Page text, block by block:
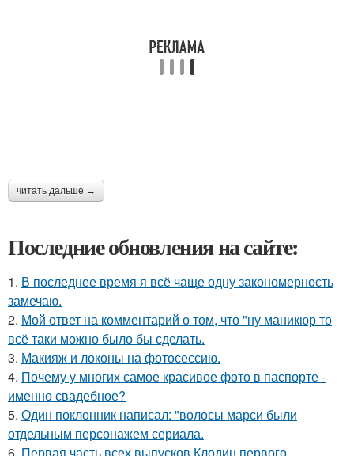
читать дальше →
Последние обновления на сайте:
1. В последнее время я всё чаще одну закономерность
замечаю.
2. Мой ответ на комментарий о том, что "ну маникюр то
всё таки можно было бы сделать.
3. Макияж и локоны на фотосессию.
4. Почему у многих самое красивое фото в паспорте -
именно свадебное?
5. Один поклонник написал: "волосы марси были
отдельным персонажем сериала.